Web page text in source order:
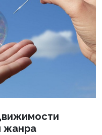
жанра